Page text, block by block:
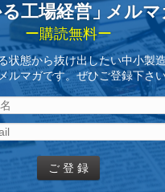
る工場経営」 メル
ー購読無料ー
状態から抜け出したい中小製
ルマガです。ぜひご登録下さ